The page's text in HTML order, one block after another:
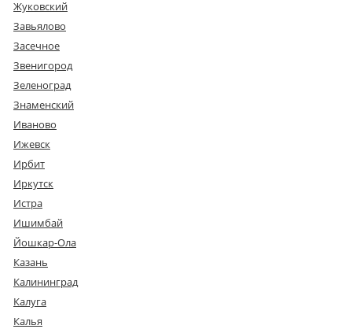
Жуковский
Завьялово
Засечное
Звенигород
Зеленоград
Знаменский
Иваново
Ижевск
Ирбит
Иркутск
Истра
Ишимбай
Йошкар-Ола
Казань
Калининград
Калуга
Калья